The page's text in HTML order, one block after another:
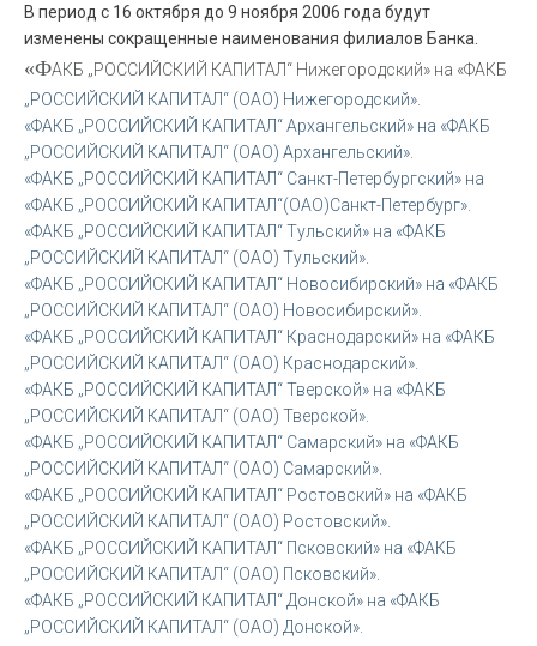
В период с 16 октября до 9 ноября 2006 года будут
изменены сокращенные наименования филиалов Банка.
«ФАКБ „РОССИЙСКИЙ КАПИТАЛ“ Нижегородский» на «ФАКБ
„РОССИЙСКИЙ КАПИТАЛ“ (ОАО) Нижегородский».
«ФАКБ „РОССИЙСКИЙ КАПИТАЛ“ Архангельский» на «ФАКБ
„РОССИЙСКИЙ КАПИТАЛ“ (ОАО) Архангельский».
«ФАКБ „РОССИЙСКИЙ КАПИТАЛ“ Санкт-Петербургский» на
«ФАКБ „РОССИЙСКИЙ КАПИТАЛ“(ОАО)Санкт-Петербург».
«ФАКБ „РОССИЙСКИЙ КАПИТАЛ“ Тульский» на «ФАКБ
„РОССИЙСКИЙ КАПИТАЛ“ (ОАО) Тульский».
«ФАКБ „РОССИЙСКИЙ КАПИТАЛ“ Новосибирский» на «ФАКБ
„РОССИЙСКИЙ КАПИТАЛ“ (ОАО) Новосибирский».
«ФАКБ „РОССИЙСКИЙ КАПИТАЛ“ Краснодарский» на «ФАКБ
„РОССИЙСКИЙ КАПИТАЛ“ (ОАО) Краснодарский».
«ФАКБ „РОССИЙСКИЙ КАПИТАЛ“ Тверской» на «ФАКБ
„РОССИЙСКИЙ КАПИТАЛ“ (ОАО) Тверской».
«ФАКБ „РОССИЙСКИЙ КАПИТАЛ“ Самарский» на «ФАКБ
„РОССИЙСКИЙ КАПИТАЛ“ (ОАО) Самарский».
«ФАКБ „РОССИЙСКИЙ КАПИТАЛ“ Ростовский» на «ФАКБ
„РОССИЙСКИЙ КАПИТАЛ“ (ОАО) Ростовский».
«ФАКБ „РОССИЙСКИЙ КАПИТАЛ“ Псковский» на «ФАКБ
„РОССИЙСКИЙ КАПИТАЛ“ (ОАО) Псковский».
«ФАКБ „РОССИЙСКИЙ КАПИТАЛ“ Донской» на «ФАКБ
„РОССИЙСКИЙ КАПИТАЛ“ (ОАО) Донской».